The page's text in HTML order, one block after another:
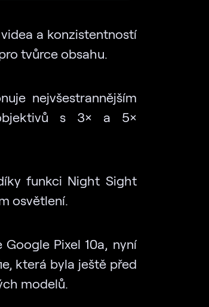
a konzistentností
tvůrce obsahu.
nejvšestrannějším
s 3× a 5×
funkci Night Sight
osvětlení.
Pixel 10a, nyní
která byla ještě před
modelů.